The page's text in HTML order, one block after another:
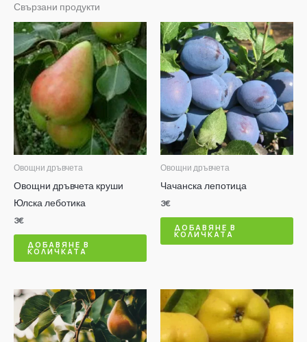
Свързани продукти
Овощни дръвчета
Овощни дръвчета круши
Юлска леботика
3€
ДОБАВЯНЕ В
КОЛИЧКАТА
Овощни дръвчета
Чачанска лепотица
3€
ДОБАВЯНЕ В
КОЛИЧКАТА